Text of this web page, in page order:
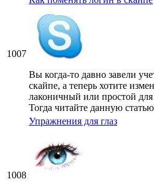
1007
Вы когда-то давно завели
скайпе, а теперь хотите
лаконичный или простой
Тогда читайте данную
1008
Упражнения для глаз